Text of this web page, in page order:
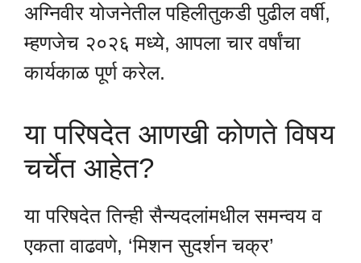
अग्निवीर योजनेतील पहिलीतुकडी पुढील वर्षी,
म्हणजेच २०२६ मध्ये, आपला चार वर्षांचा
कार्यकाळ पूर्ण करेल.
या परिषदेत आणखी कोणते विषय
चर्चेत आहेत?
या परिषदेत तिन्ही सैन्यदलांमधील समन्वय व
एकता वाढवणे, ‘मिशन सुदर्शन चक्र’